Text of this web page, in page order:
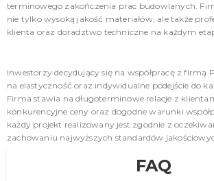
terminowego zakończenia prac budowlanych.
nie tylko wysoką jakość materiałów, ale także
klienta oraz doradztwo techniczne na każdym
Inwestorzy decydujący się na współpracę z firmą
na elastyczność oraz indywidualne podejście do
Firma stawia na długoterminowe relacje z
konkurencyjne ceny oraz dogodne warunki
każdy projekt realizowany jest zgodnie z
zachowaniu najwyższych standardów
FAQ